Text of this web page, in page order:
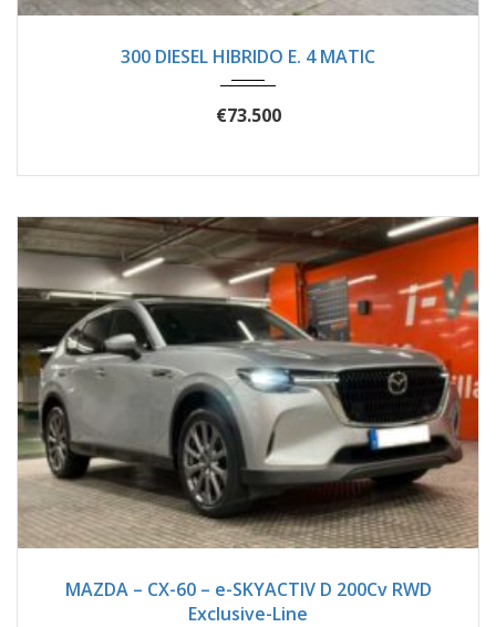
300 DIESEL HIBRIDO E. 4 MATIC
€73.500
MAZDA – CX-60 – e-SKYACTIV D 200Cv RWD
Exclusive-Line